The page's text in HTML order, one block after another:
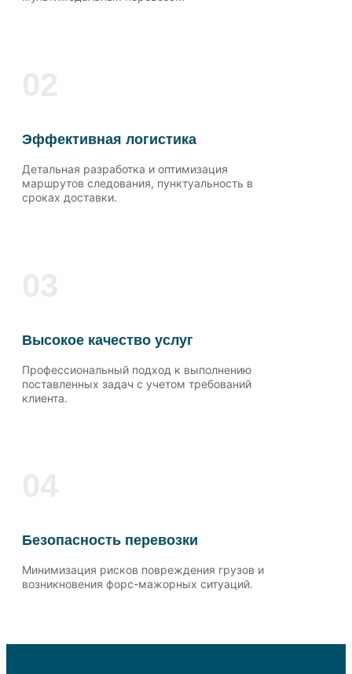
Эффективная логистика
Детальная разработка и оптимизация
маршрутов следования, пунктуальность в
сроках доставки.
Высокое качество услуг
Профессиональный подход к выполнению
поставленных задач с учетом требований
клиента.
Безопасность перевозки
Минимизация рисков повреждения грузов и
возникновения форс-мажорных ситуаций.